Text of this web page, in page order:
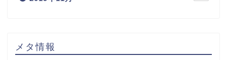
メタ情報